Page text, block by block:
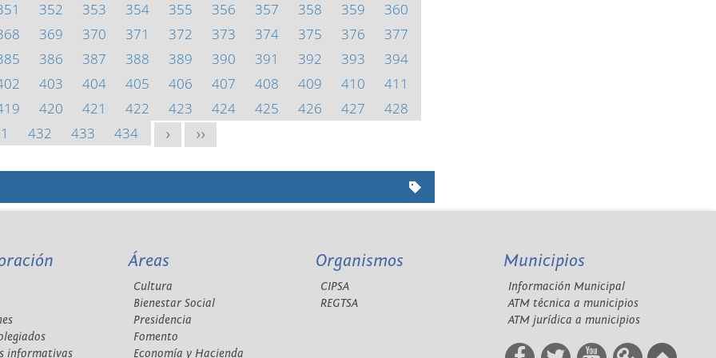
352 353 354 355 356 357 358 359
360
369 370 371 372 373 374 375 376
377
386 387 388 389 390 391 392 393
394
403 404 405 406 407 408 409 410
411
420 421 422 423 424 425 426 427
428
432 433 434 > >>
informativas
Áreas
Cultura
Bienestar Social
Presidencia
Fomento
Economía y Hacienda
Organismos
CIPSA
REGTSA
Municipios
Información Municipal
ATM técnica a municipios
ATM jurídica a municipios